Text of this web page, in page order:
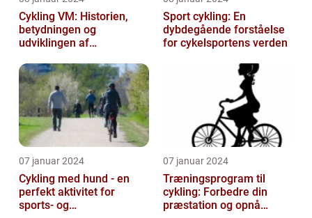
Cykling VM: Historien,
betydningen og
udviklingen af
Sport cykling: En
dybdegående forståelse
for cykelsportens verden
07 januar 2024
Cykling med hund - en
perfekt aktivitet for
sports- og
07 januar 2024
Træningsprogram til
cykling: Forbedre din
præstation og opnå